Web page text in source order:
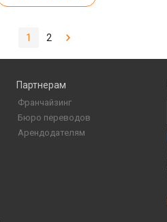
1 2
Партнерам
Франчайзинг
Бюро переводов
Арендодателям